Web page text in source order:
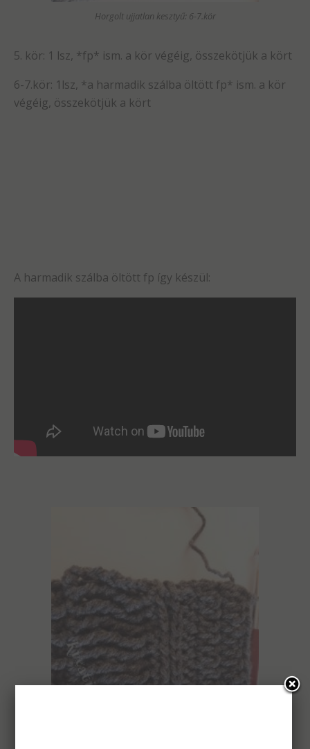
Horgolt ujjatlan kesztyű: 6-7.kör
5. kör: 1 lsz, *fp* ism. a kör végéig, összekötjük a kört
6-7.kör: 1lsz, *a harmadik szálba öltött fp* ism. a kör
végéig, összekötjük a kört
A harmadik szálba öltött fp így készül: